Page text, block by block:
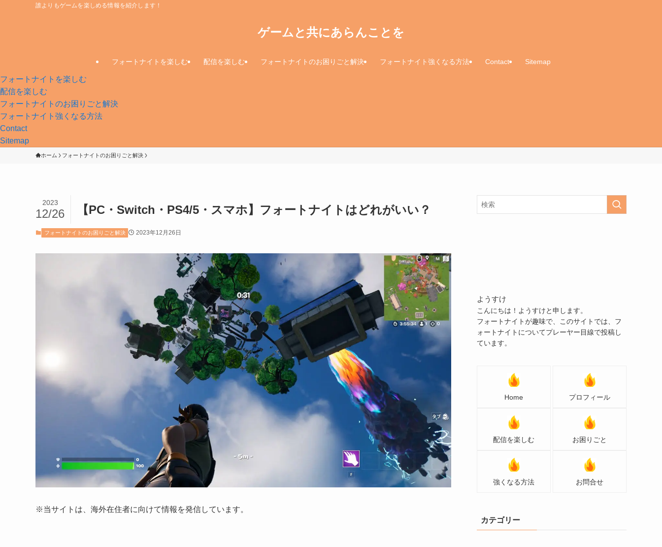
誰よりもゲームを楽しめる情報を紹介します！
ゲームと共にあらんことを
フォートナイトを楽しむ 配信を楽しむ フォートナイトのお困りごと解決 フォートナイト強くなる方法 Contact Sitemap
フォートナイトを楽しむ
配信を楽しむ
フォートナイトのお困りごと解決
フォートナイト強くなる方法
Contact
Sitemap
ホーム フォートナイトのお困りごと解決
【PC・Switch・PS4/5・スマホ】フォートナイトはどれがいい？
2023
12/26
フォートナイトのお困りごと解決 2023年12月26日
※当サイトは、海外在住者に向けて情報を発信しています。
ようすけ
こんにちは！ようすけと申します。
フォートナイトが趣味で、このサイトでは、フ
ォートナイトについてプレーヤー目線で投稿し
ています。
Home プロフィール
配信を楽しむ お困りごと
強くなる方法 お問合せ
カテゴリー